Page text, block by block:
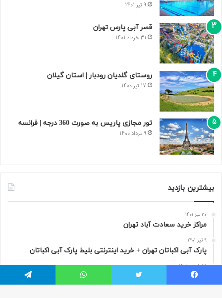
9 تیر 1401
قصر آبی پارس تهران
31 خرداد 1401
روستای گلدیان رودبار | استان گیلان
17 تیر 1400
تور مجازی پاریس به صورت 360 درجه | فرانسه
9 مرداد 1400
بیشترین بازدید
20 تیر 1401
مراکز خرید سعادت‌ آباد تهران
9 تیر 1401
پارک آبی اکباتان تهران + خرید اینترنتی بلیط پارک آبی اکباتان
31 خرداد 1401
قصر آبی پارس تهران
فیسبوک توییتر واتس آپ تلگرام